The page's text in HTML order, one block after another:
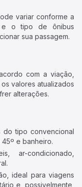
variar conforme a
e o tipo de ônibus
sua passagem.
com a viação,
valores atualizados
alterações.
do tipo convencional
e banheiro.
ar-condicionado,
ideal para viagens
e, possivelmente,